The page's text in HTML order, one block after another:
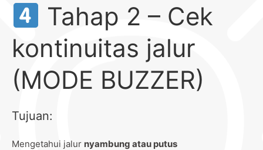
Tahap 2 – Cek
kontinuitas jalur
(MODE BUZZER)
Tujuan:
Mengetahui jalur nyambung atau putus